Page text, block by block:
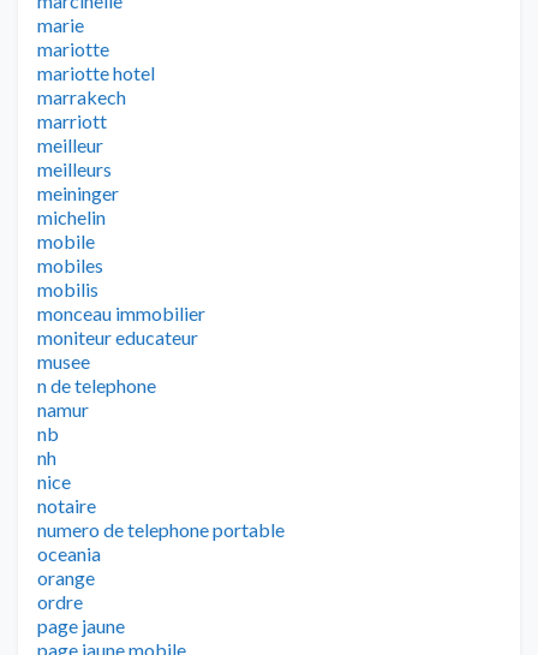
marie
mariotte
mariotte hotel
marrakech
marriott
meilleur
meilleurs
meininger
michelin
mobile
mobiles
mobilis
monceau immobilier
moniteur educateur
musee
n de telephone
namur
nb
nh
nice
notaire
numero de telephone portable
oceania
orange
ordre
page jaune
page jaune mobile